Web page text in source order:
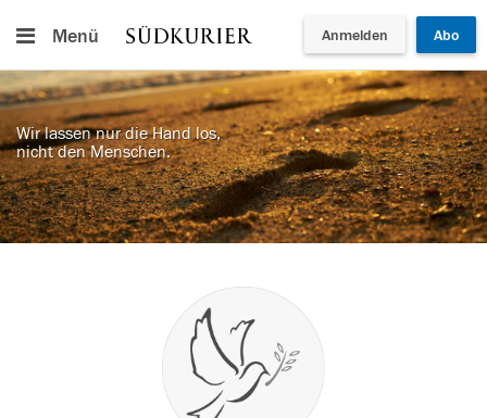
Menü Anmelden Abo
Wir lassen nur die Hand los,
nicht den Menschen.